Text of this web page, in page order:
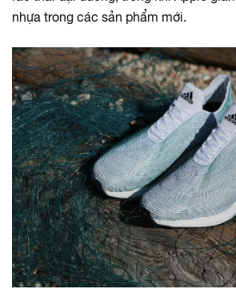
nhựa trong các sản phẩm mới.